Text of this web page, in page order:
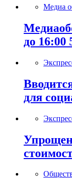
Медиа
до 16:00
для